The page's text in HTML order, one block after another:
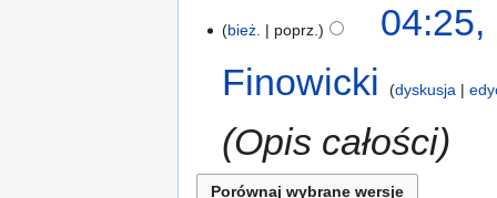
bież. poprz.
04:25,
Finowicki
dyskusja
Opis całości